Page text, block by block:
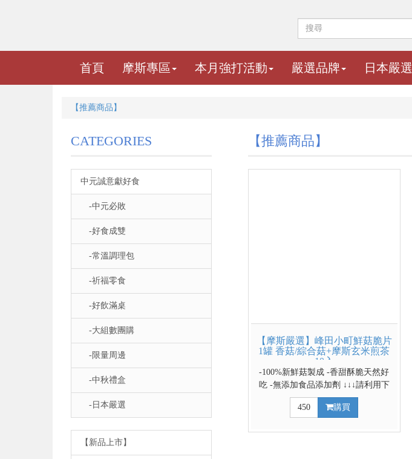
首頁 摩斯專區 本月強打活動 嚴選品牌 日本嚴選
【推薦商品】
CATEGORIES
中元誠意獻好食
-中元必敗
-好食成雙
-常溫調理包
-祈福零食
-好飲滿桌
-大組數團購
-限量周邊
-中秋禮盒
-日本嚴選
【新品上市】
【推薦商品】
【摩斯嚴選】峰田小町鮮菇脆片
1罐 香菇/綜合菇+摩斯玄米煎茶
10入
-100%新鮮菇製成 -香甜酥脆天然好
吃 -無添加食品添加劑 ↓↓↓請利用下
拉式選單選擇脆片口味↓↓↓
450
購買